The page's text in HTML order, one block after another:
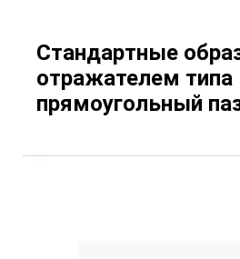
Стандартные
отражателем типа
прямоугольный